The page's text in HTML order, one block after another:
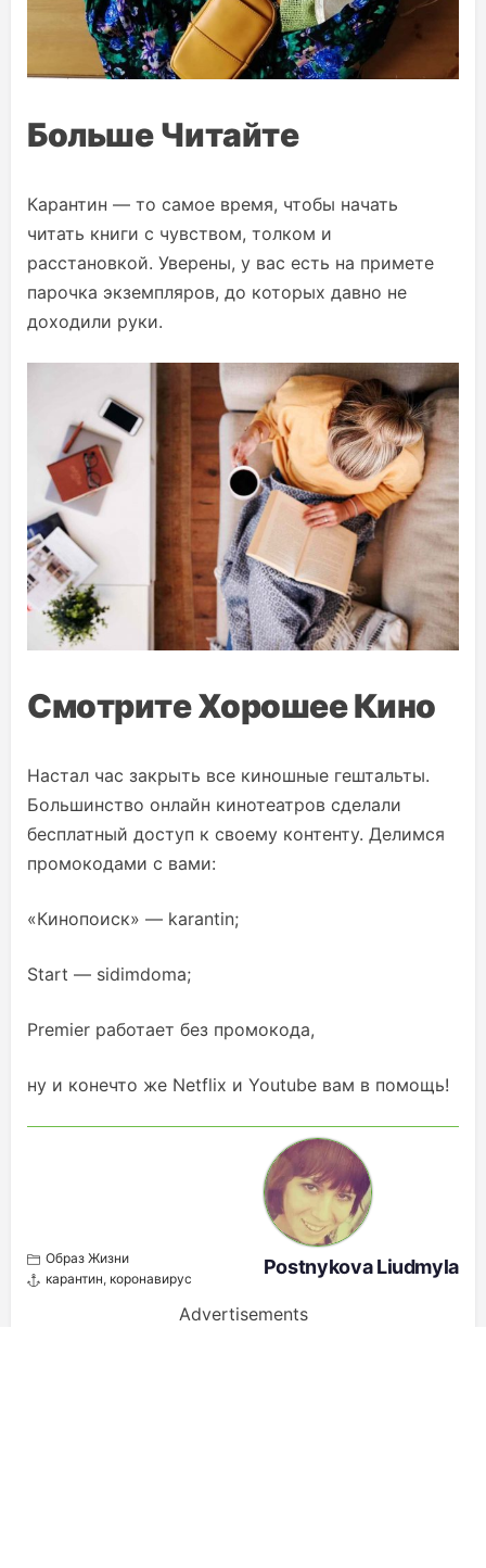
Больше Читайте
Карантин — то самое время, чтобы начать
читать книги с чувством, толком и
расстановкой. Уверены, у вас есть на примете
парочка экземпляров, до которых давно не
доходили руки.
Смотрите Хорошее Кино
Настал час закрыть все киношные гештальты.
Большинство онлайн кинотеатров сделали
бесплатный доступ к своему контенту. Делимся
промокодами с вами:
«Кинопоиск» — karantin;
Start — sidimdoma;
Premier работает без промокода,
ну и конечто же Netflix и Youtube вам в помощь!
Образ Жизни
карантин, коронавирус
Postnykova Liudmyla
Advertisements